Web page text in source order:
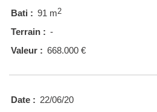
Bati : 91 m2
Terrain : -
Valeur : 668.000 €
Date : 22/06/20